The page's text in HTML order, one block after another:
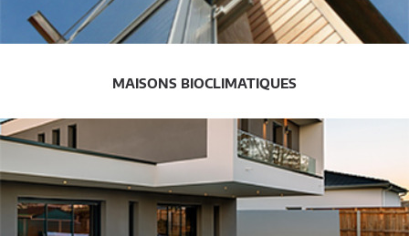
MAISONS BIOCLIMATIQUES